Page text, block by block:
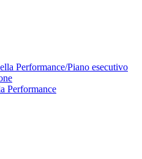
Performance/Piano esecutivo
Performance